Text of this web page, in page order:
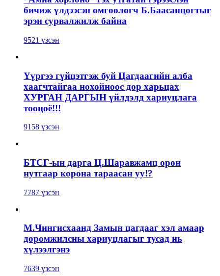
бичиж үлдээсэн өмгөөлөгч Б.Баасанцогтыг
эрэн сурвалжилж байна
9521 үзсэн
Үүргээ гүйцэтгэж буй Цагдаагийн алба
хаагчтайгаа нохойноос дор харьцах
ХУРГАН ДАРГЫН үйлдэлд хариуцлага
тооцоё!!!
9158 үзсэн
БТСГ-ын дарга Ц.Шаравжамц орон
нутгаар корона тараасан уу!?
7787 үзсэн
М.Чингисхаанд Замын цагдааг хэл амаар
доромжилсны хариуцлагыг тусад нь
хүлээлгэнэ
7639 үзсэн